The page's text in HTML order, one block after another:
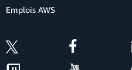
Emplois AWS